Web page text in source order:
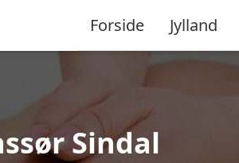
Forside Jylland
Sindal